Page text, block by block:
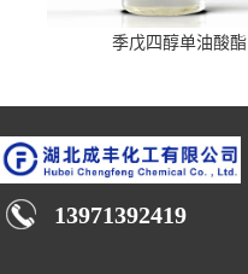
季戊四醇单油酸酯
13971392419